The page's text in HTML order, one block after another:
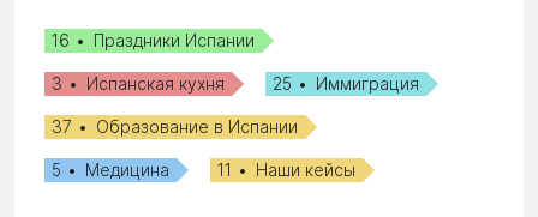
16 Праздники Испании
3 Испанская кухня 25 Иммиграция
37 Образование в Испании
5 Медицина 11 Наши кейсы